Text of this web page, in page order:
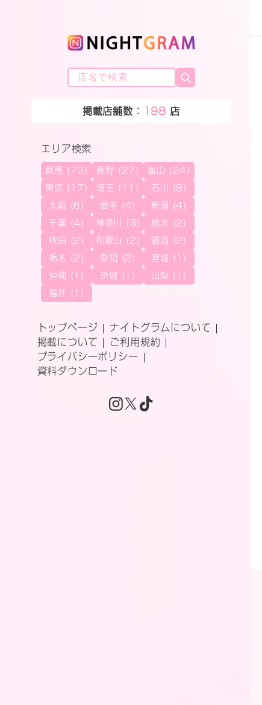
掲載店舗数： 198 店
エリア検索
群馬 (73) 長野 (27) 富山 (24)
東京 (17) 埼玉 (11) 石川 (8)
大阪 (6) 岩手 (4) 新潟 (4)
千葉 (4) 神奈川 (3) 熊本 (2)
秋田 (2) 和歌山 (2) 福岡 (2)
栃木 (2) 愛知 (2) 宮城 (1)
沖縄 (1) 茨城 (1) 山梨 (1)
福井 (1)
トップページ
ナイトグラムについて
掲載について
ご利用規約
プライバシーポリシー
資料ダウンロード